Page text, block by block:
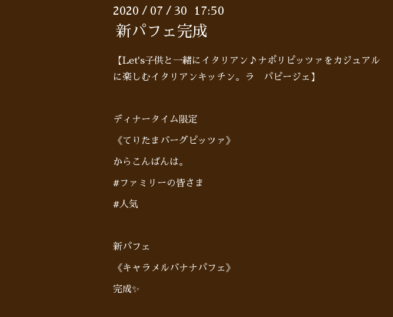
2020 / 07 / 30 17:50
新パフェ完成
【Let's子供と一緒にイタリアン♪ナポリピッツァをカジュアル
に楽しむイタリアンキッチン。ラ パピージェ】
ディナータイム限定
《てりたまバーグピッツァ》
からこんばんは。
#ファミリーの皆さま
#人気
新パフェ
《キャラメルバナナパフェ》
完成✨